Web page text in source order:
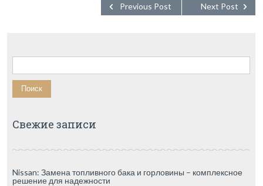
Next Post
Previous Post
Найти:
Свежие записи
Nissan: Замена топливного бака и горловины – комплексное
решение для надежности